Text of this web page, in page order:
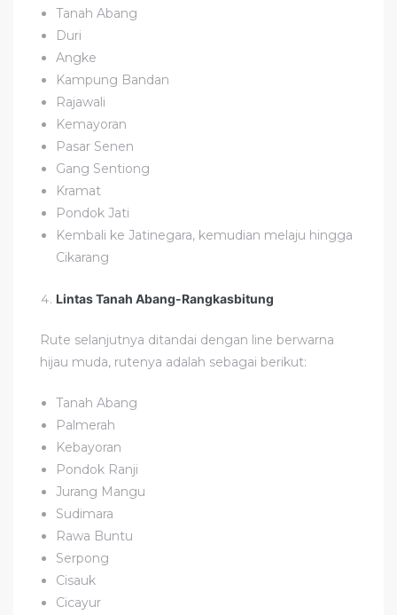
Tanah Abang
Duri
Angke
Kampung Bandan
Rajawali
Kemayoran
Pasar Senen
Gang Sentiong
Kramat
Pondok Jati
Kembali ke Jatinegara, kemudian melaju hingga
Cikarang
Lintas Tanah Abang-Rangkasbitung
Rute selanjutnya ditandai dengan line berwarna
hijau muda, rutenya adalah sebagai berikut:
Tanah Abang
Palmerah
Kebayoran
Pondok Ranji
Jurang Mangu
Sudimara
Rawa Buntu
Serpong
Cisauk
Cicayur